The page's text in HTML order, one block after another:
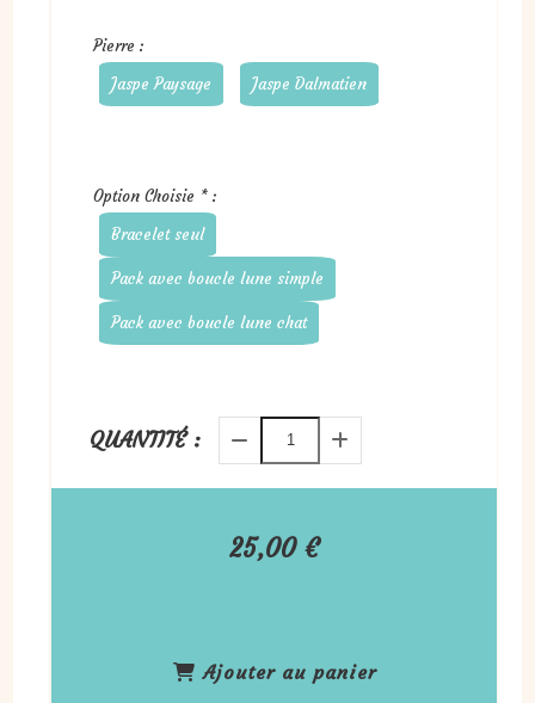
Pierre :
Jaspe Paysage
Jaspe Dalmatien
Option Choisie * :
Bracelet seul
Pack avec boucle lune simple
Pack avec boucle lune chat
25,00€
QUANTITÉ :
Ajouter au panier